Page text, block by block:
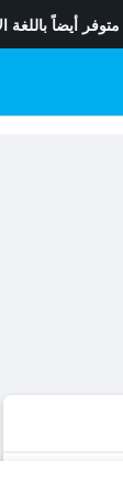
متوفر أيضاً باللغة